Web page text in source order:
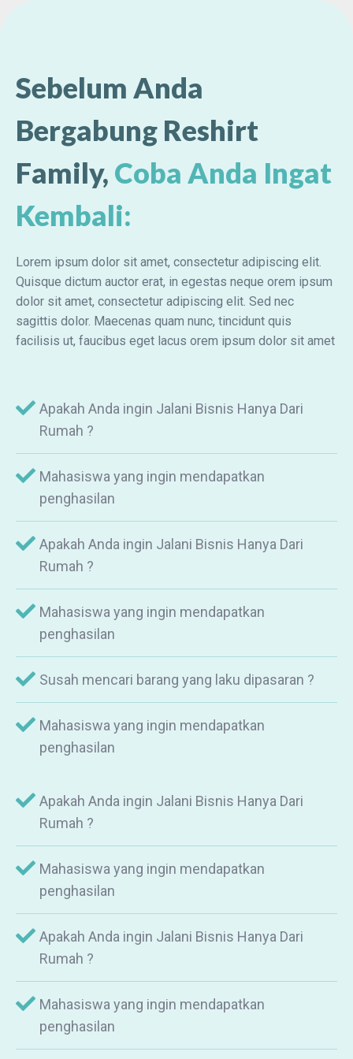
Sebelum Anda
Bergabung Reshirt
Family, Coba Anda Ingat
Kembali:
Lorem ipsum dolor sit amet, consectetur adipiscing elit.
Quisque dictum auctor erat, in egestas neque orem ipsum
dolor sit amet, consectetur adipiscing elit. Sed nec
sagittis dolor. Maecenas quam nunc, tincidunt quis
facilisis ut, faucibus eget lacus orem ipsum dolor sit amet
Apakah Anda ingin Jalani Bisnis Hanya Dari
Rumah ?
Mahasiswa yang ingin mendapatkan
penghasilan
Apakah Anda ingin Jalani Bisnis Hanya Dari
Rumah ?
Mahasiswa yang ingin mendapatkan
penghasilan
Susah mencari barang yang laku dipasaran ?
Mahasiswa yang ingin mendapatkan
penghasilan
Apakah Anda ingin Jalani Bisnis Hanya Dari
Rumah ?
Mahasiswa yang ingin mendapatkan
penghasilan
Apakah Anda ingin Jalani Bisnis Hanya Dari
Rumah ?
Mahasiswa yang ingin mendapatkan
penghasilan